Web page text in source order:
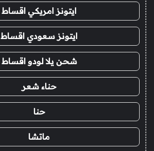
ايتونز امريكي اقساط
ايتونز سعودي اقساط
شحن يلا لودو اقساط
حناء شعر
حنا
ماتشا